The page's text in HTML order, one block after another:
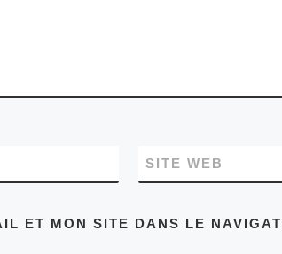
SITE WEB
ET MON SITE DANS LE